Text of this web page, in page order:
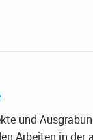
und
Arbeiten in